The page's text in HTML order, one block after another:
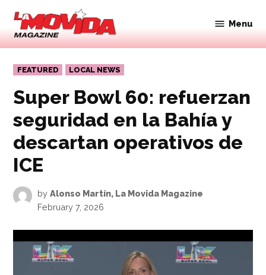
Skip
content
Movida
Magazine
Menu
POSTED
IN
FEATURED LOCAL NEWS
Super Bowl 60: refuerzan
seguridad en la Bahía y
descartan operativos de
ICE
by Alonso Martín, La Movida Magazine
February 7, 2026